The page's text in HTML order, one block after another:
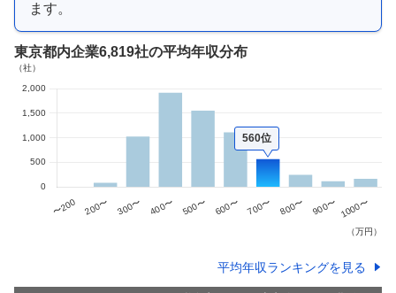
ます。
東京都内企業6,819社の平均年収分布
560位
平均年収ランキングを見る